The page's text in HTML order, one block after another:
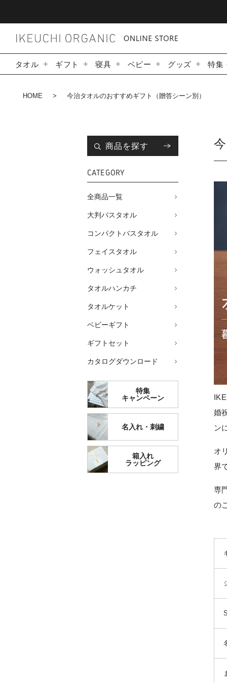
タオル ギフト 寝具 ベビー グッズ 特集
HOME 今治タオルのおすすめギフト（贈答シーン別）
商品を探す
CATEGORY
全商品一覧
大判バスタオル
コンパクトバスタオル
フェイスタオル
ウォッシュタオル
タオルハンカチ
タオルケット
ベビーギフト
ギフトセット
カタログダウンロード
特集
キャンペーン
名入れ・刺繍
箱入れ
ラッピング
婚
ン
オ
界
専
の